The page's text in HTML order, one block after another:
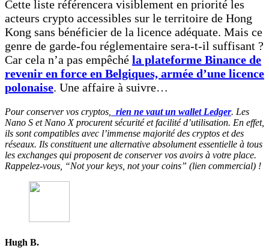
Cette liste référencera visiblement en priorité les
acteurs crypto accessibles sur le territoire de Hong
Kong sans bénéficier de la licence adéquate. Mais ce
genre de garde-fou réglementaire sera-t-il suffisant ?
Car cela n’a pas empêché la plateforme Binance de
revenir en force en Belgiques, armée d’une licence
polonaise. Une affaire à suivre…
Pour conserver vos cryptos, rien ne vaut un wallet Ledger. Les
Nano S et Nano X procurent sécurité et facilité d’utilisation. En effet,
ils sont compatibles avec l’immense majorité des cryptos et des
réseaux. Ils constituent une alternative absolument essentielle à tous
les exchanges qui proposent de conserver vos avoirs à votre place.
Rappelez-vous, “Not your keys, not your coins” (lien commercial) !
Hugh B.